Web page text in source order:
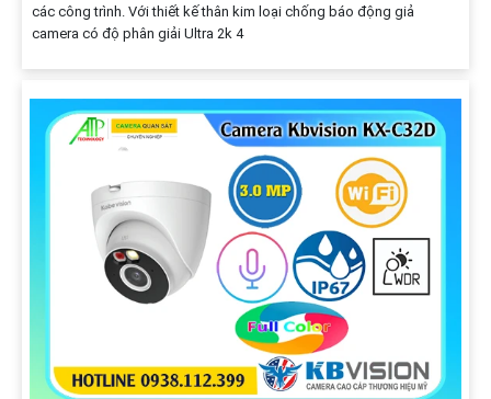
các công trình. Với thiết kế thân kim loại chống báo động giả
camera có độ phân giải Ultra 2k 4